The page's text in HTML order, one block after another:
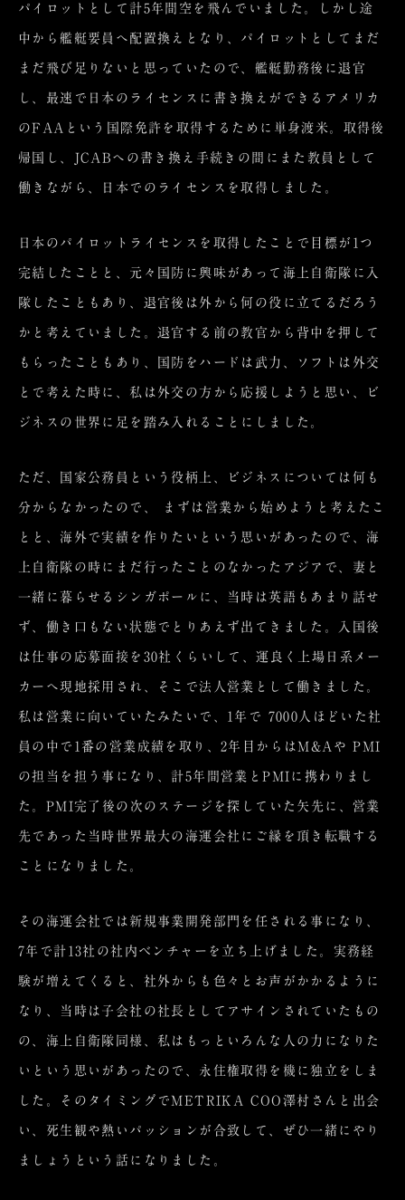
パイロットとして計5年間空を飛んでいました。しかし途
中から艦艇要員へ配置換えとなり、パイロットとしてまだ
まだ飛び足りないと思っていたので、艦艇勤務後に退官
し、最速で日本のライセンスに書き換えができるアメリカ
のFAAという国際免許を取得するために単身渡米。取得後
帰国し、JCABへの書き換え手続きの間にまた教員として
働きながら、日本でのライセンスを取得しました。
日本のパイロットライセンスを取得したことで目標が1つ
完結したことと、元々国防に興味があって海上自衛隊に入
隊したこともあり、退官後は外から何の役に立てるだろう
かと考えていました。退官する前の教官から背中を押して
もらったこともあり、国防をハードは武力、ソフトは外交
とで考えた時に、私は外交の方から応援しようと思い、ビ
ジネスの世界に足を踏み入れることにしました。
ただ、国家公務員という役柄上、ビジネスについては何も
分からなかったので、 まずは営業から始めようと考えたこ
とと、海外で実績を作りたいという思いがあったので、海
上自衛隊の時にまだ行ったことのなかったアジアで、妻と
一緒に暮らせるシンガポールに、当時は英語もあまり話せ
ず、働き口もない状態でとりあえず出てきました。入国後
は仕事の応募面接を30社くらいして、運良く上場日系メー
カーへ現地採用され、そこで法人営業として働きました。
私は営業に向いていたみたいで、1年で 7000人ほどいた社
員の中で1番の営業成績を取り、2年目からはM&Aや PMI
の担当を担う事になり、計5年間営業とPMIに携わりまし
た。PMI完了後の次のステージを探していた矢先に、営業
先であった当時世界最大の海運会社にご縁を頂き転職する
ことになりました。
その海運会社では新規事業開発部門を任される事になり、
7年で計13社の社内ベンチャーを立ち上げました。実務経
験が増えてくると、社外からも色々とお声がかかるように
なり、当時は子会社の社長としてアサインされていたもの
の、海上自衛隊同様、私はもっといろんな人の力になりた
いという思いがあったので、永住権取得を機に独立をしま
した。そのタイミングでMETRIKA COO澤村さんと出会
い、死生観や熱いパッションが合致して、ぜひ一緒にやり
ましょうという話になりました。